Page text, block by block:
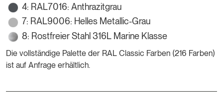
4: RAL7016: Anthrazitgrau
7: RAL9006: Helles Metallic-Grau
8: Rostfreier Stahl 316L Marine Klasse
Die vollständige Palette der RAL Classic Farben (216 Farben)
ist auf Anfrage erhältlich.